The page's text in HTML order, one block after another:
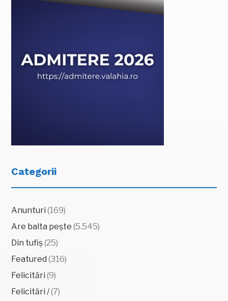
Categorii
Anunturi (169)
Are balta pește (5.545)
Din tufiș(25)
Featured (316)
Felicitări (9)
Felicitări /(7)